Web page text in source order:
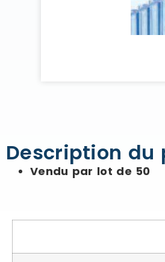
Description du
Vendu par lot de 50